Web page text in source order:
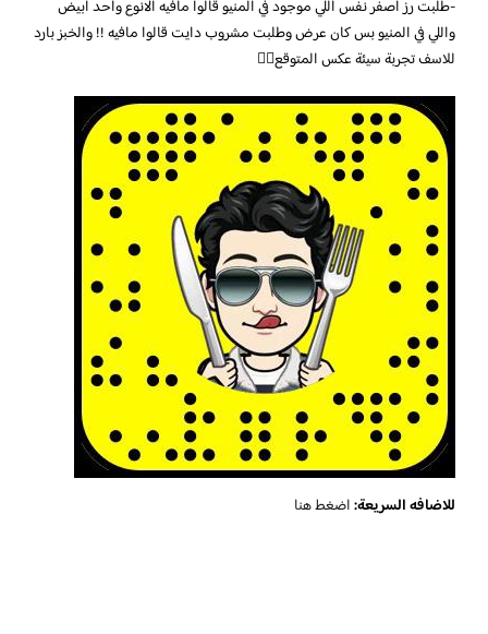
-طلبت رز اصفر نفس اللي موجود في المنيو قالوا مافيه الانوع واحد ابيض
واللي في المنيو بس كان عرض وطلبت مشروب دايت قالوا مافيه !! والخبز بارد
للاسف تجربة سيئة عكس المتوقع👎🏻
للاضافه السريعة:اضغط هنا